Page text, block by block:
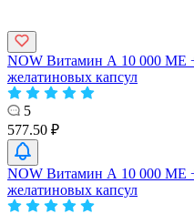
NOW Витамин А 10 000 МЕ
желатиновых капсул
5
577.50 ₽
NOW Витамин А 10 000 МЕ
желатиновых капсул